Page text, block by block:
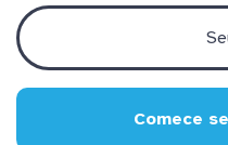
Comece